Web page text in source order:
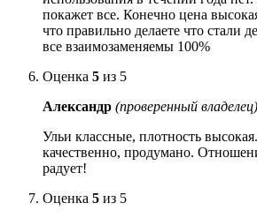
покажет все. Конечно цена
что правильно делаете что стали
все взаимозаменяемы 100%
Оценка 5 из 5
Александр (проверенный владелец)
Ульи классные, плотность
качественно, продумано.
радует!
Оценка 5 из 5